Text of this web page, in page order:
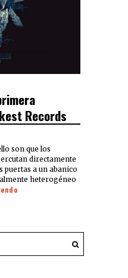
Records
son que los
directamente
puertas a un abanico
heterogéneo